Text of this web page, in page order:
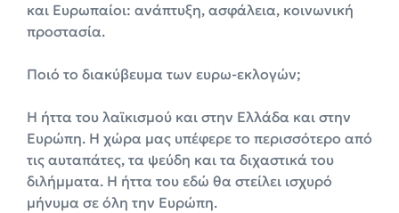
και Ευρωπαίοι: ανάπτυξη, ασφάλεια, κοινωνική
προστασία.
Ποιό το διακύβευμα των ευρω-εκλογών;
Η ήττα του λαϊκισμού και στην Ελλάδα και στην
Ευρώπη. Η χώρα μας υπέφερε το περισσότερο από
τις αυταπάτες, τα ψεύδη και τα διχαστικά του
διλήμματα. Η ήττα του εδώ θα στείλει ισχυρό
μήνυμα σε όλη την Ευρώπη.